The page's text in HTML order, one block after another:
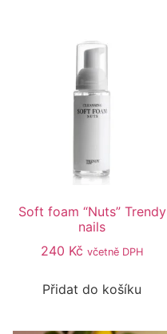
Soft foam “Nuts” Trendy
nails
240 Kč včetně DPH
Přidat do košíku